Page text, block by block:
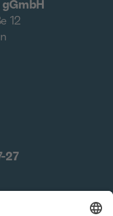
12
27